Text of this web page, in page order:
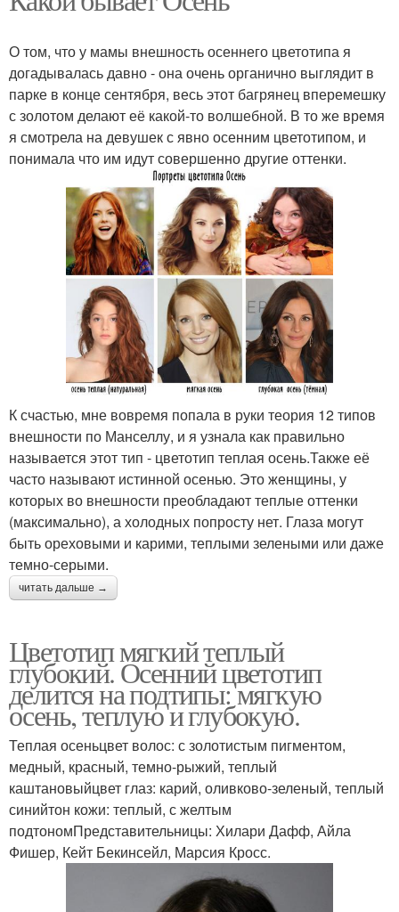
О том, что у мамы внешность осеннего цветотипа я
догадывалась давно - она очень органично выглядит в
парке в конце сентября, весь этот багрянец вперемешку
с золотом делают её какой-то волшебной. В то же время
я смотрела на девушек с явно осенним цветотипом, и
понимала что им идут совершенно другие оттенки.
К счастью, мне вовремя попала в руки теория 12 типов
внешности по Манселлу, и я узнала как правильно
называется этот тип - цветотип теплая осень.Также её
часто называют истинной осенью. Это женщины, у
которых во внешности преобладают теплые оттенки
(максимально), а холодных попросту нет. Глаза могут
быть ореховыми и карими, теплыми зелеными или даже
темно-серыми.
читать дальше →
Цветотип мягкий теплый
глубокий. Осенний цветотип
делится на подтипы: мягкую
осень, теплую и глубокую.
Теплая осеньцвет волос: с золотистым пигментом,
медный, красный, темно-рыжий, теплый
каштановыйцвет глаз: карий, оливково-зеленый, теплый
синийтон кожи: теплый, с желтым
подтономПредставительницы: Хилари Дафф, Айла
Фишер, Кейт Бекинсейл, Марсия Кросс.